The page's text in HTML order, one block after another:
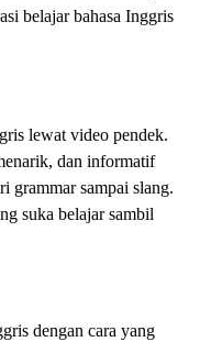
belajar bahasa Inggris
lewat video pendek.
dan informatif
grammar sampai slang.
suka belajar sambil
dengan cara yang